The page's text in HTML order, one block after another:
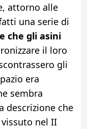
attorno alle
una serie di
che gli asini
il loro
gli
era
sembra
descrizione che
vissuto nel II